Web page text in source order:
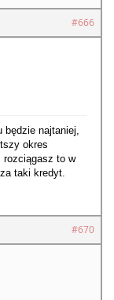
#666
będzie najtaniej,
okres
rozciągasz to w
taki kredyt.
#670